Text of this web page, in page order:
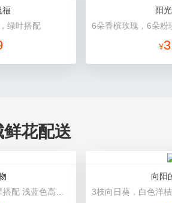
福
绿叶搭配
阳
¥
花配送
向阳